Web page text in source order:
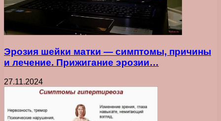
Эрозия шейки матки — симптомы, причины
и лечение. Прижигание эрозии…
27.11.2024